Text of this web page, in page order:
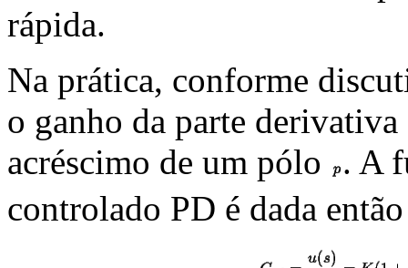
rápida.
Na prática, conforme
o ganho da parte
acréscimo de um pólo
. A
controlado PD é dada